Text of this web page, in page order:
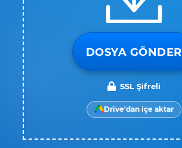
DOSYA GÖNDER
SSL Şifreli
Drive'dan içe aktar